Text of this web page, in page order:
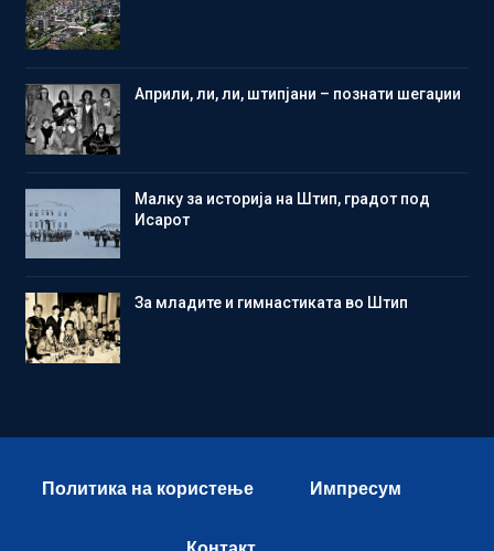
Aприли, ли, ли, штипјани – познати шегаџии
Малку за историја на Штип, градот под
Исарот
Зa младите и гимнастиката во Штип
Политика на користење Импресум